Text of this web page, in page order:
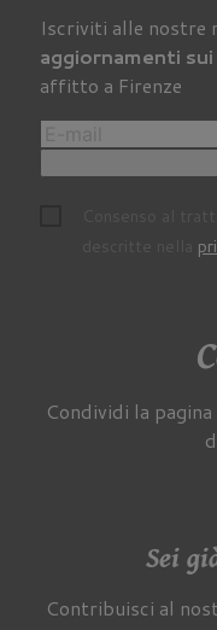
Iscriviti alle nostre
aggiornamenti
affitto a Firenze
Condividi la
Sei
Contribuisci al